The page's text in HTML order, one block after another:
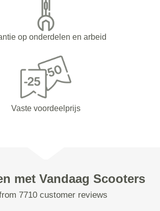
op onderdelen en arbeid
Vaste voordeelprijs
met Vandaag Scooters
7710 customer reviews